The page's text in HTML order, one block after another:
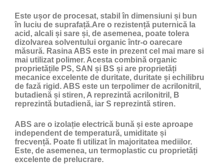
Este ușor de procesat, stabil în dimensiuni și bun
în luciu de suprafață.Are o rezistență puternică la
acid, alcali și sare și, de asemenea, poate tolera
dizolvarea solventului organic într-o oarecare
măsură. Rasina ABS este in prezent cel mai mare si
mai utilizat polimer. Acesta combină organic
proprietățile PS, SAN și BS și are proprietăți
mecanice excelente de duritate, duritate și echilibru
de fază rigid. ABS este un terpolimer de acrilonitril,
butadienă și stiren, A reprezintă acrilonitril, B
reprezintă butadienă, iar S reprezintă stiren.
ABS are o izolație electrică bună și este aproape
independent de temperatură, umiditate și
frecvență. Poate fi utilizat în majoritatea mediilor.
Este, de asemenea, un termoplastic cu proprietăți
excelente de prelucrare.